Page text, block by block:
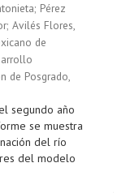
; Pérez
; Avilés Flores,
de
de Posgrado,
segundo año
se muestra
del río
del modelo